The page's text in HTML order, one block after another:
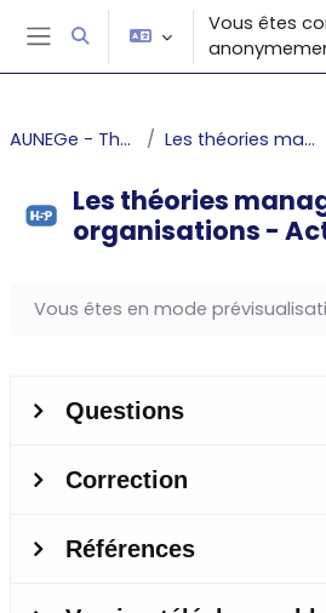
Passer au contenu principal
Panneau latéral
Activer/désactiver la saisie
Vous êtes
AUNEGe - Théorie des organisation Les théories managériales des organisations
Les théories
organisations -
Vous êtes en mode